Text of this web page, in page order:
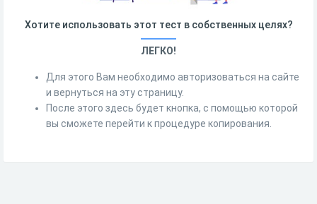
Хотите использовать этот тест в собственных целях?
ЛЕГКО!
Для этого Вам необходимо авторизоваться на сайте
и вернуться на эту страницу.
После этого здесь будет кнопка, с помощью которой
вы сможете перейти к процедуре копирования.